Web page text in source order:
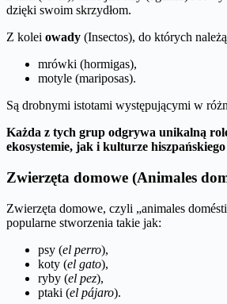
dzięki swoim skrzydłom.
Z kolei owady (Insectos), do których
mrówki (hormigas),
motyle (mariposas).
Są drobnymi istotami występującymi w
Każda z tych grup odgrywa unikalną
ekosystemie, jak i kulturze
Zwierzęta domowe (Animales
Zwierzęta domowe, czyli „animales
popularne stworzenia takie jak:
psy (el perro),
koty (el gato),
ryby (el pez),
ptaki (el pájaro).